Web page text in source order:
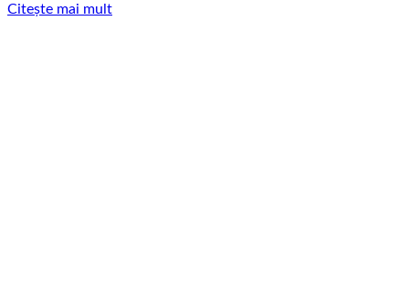
Citește mai mult